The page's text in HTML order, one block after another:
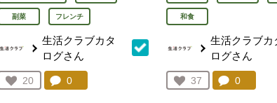
副菜 フレンチ
生活クラブカタ
ログさん
お気に入り登録：
20
人が登録
コメント：
0
和食
生活クラブカ
ログさん
お気に入り登録：
37
人が登録
コメント
0件。コ